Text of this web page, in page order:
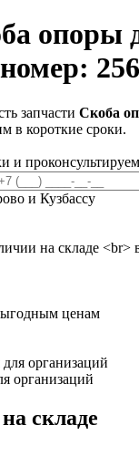
опоры
запчасти Скоба
в короткие сроки.
и
организаций
складе